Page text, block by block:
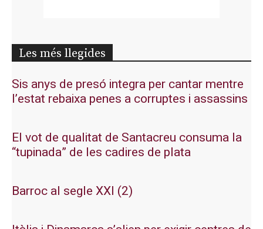
Les més llegides
Sis anys de presó integra per cantar mentre
l’estat rebaixa penes a corruptes i assassins
El vot de qualitat de Santacreu consuma la
“tupinada” de les cadires de plata
Barroc al segle XXI (2)